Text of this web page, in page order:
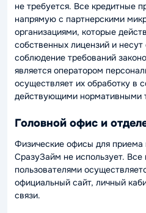
не требуется. Все кредитные
напрямую с партнерскими
организациями, которые
собственных лицензий и несут
соблюдение требований
является оператором
осуществляет их обработку в
действующими нормативными
Головной офис и
Физические офисы для приема
СразуЗайм не использует. Все
пользователями
официальный сайт, личный
связи.